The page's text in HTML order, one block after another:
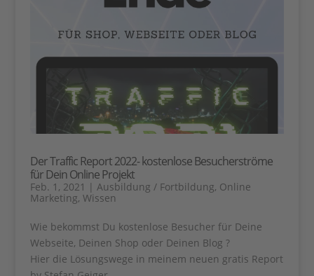
Der Traffic Report 2022- kostenlose Besucherströme
für Dein Online Projekt
Feb. 1, 2021 | Ausbildung / Fortbildung, Online
Marketing, Wissen
Wie bekommst Du kostenlose Besucher für Deine
Webseite, Deinen Shop oder Deinen Blog ?
Hier die Lösungswege in meinem neuen gratis Report